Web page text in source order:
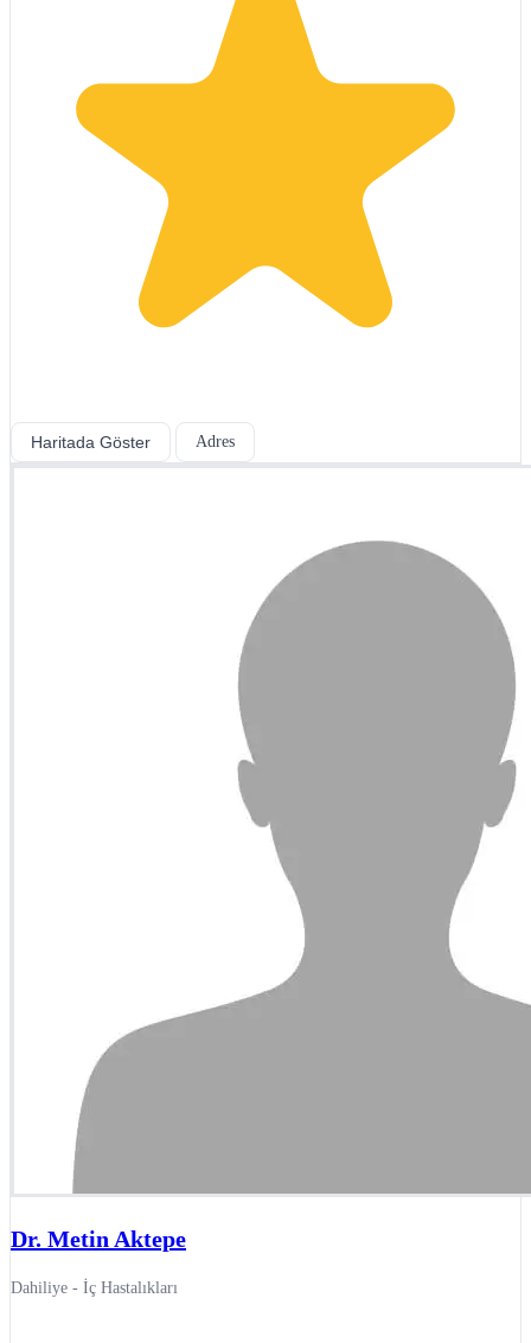
Haritada Göster Adres
Dr. Metin Aktepe
Dahiliye - İç Hastalıkları